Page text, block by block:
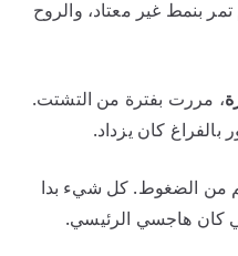
بنمط غير معتاد، والروح
، مررت بفترة من التشتت.
بالفراغ كان يزداد.
من الضغوط. كل شيء بدا
كان هاجسي الرئيسي.